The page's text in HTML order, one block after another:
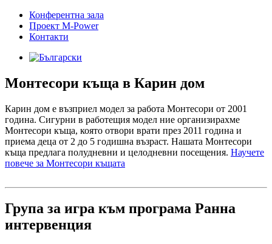
Конферентна зала
Проект M-Power
Контакти
Монтесори къща в Карин дом
Карин дом е възприел модел за работа Монтесори от 2001
година. Сигурни в работещия модел ние организирахме
Монтесори къща, която отвори врати през 2011 година и
приема деца от 2 до 5 годишна възраст. Нашата Монтесори
къща предлага полудневни и целодневни посещения. Научете
повече за Монтесори къщата
Група за игра към програма Ранна
интервенция